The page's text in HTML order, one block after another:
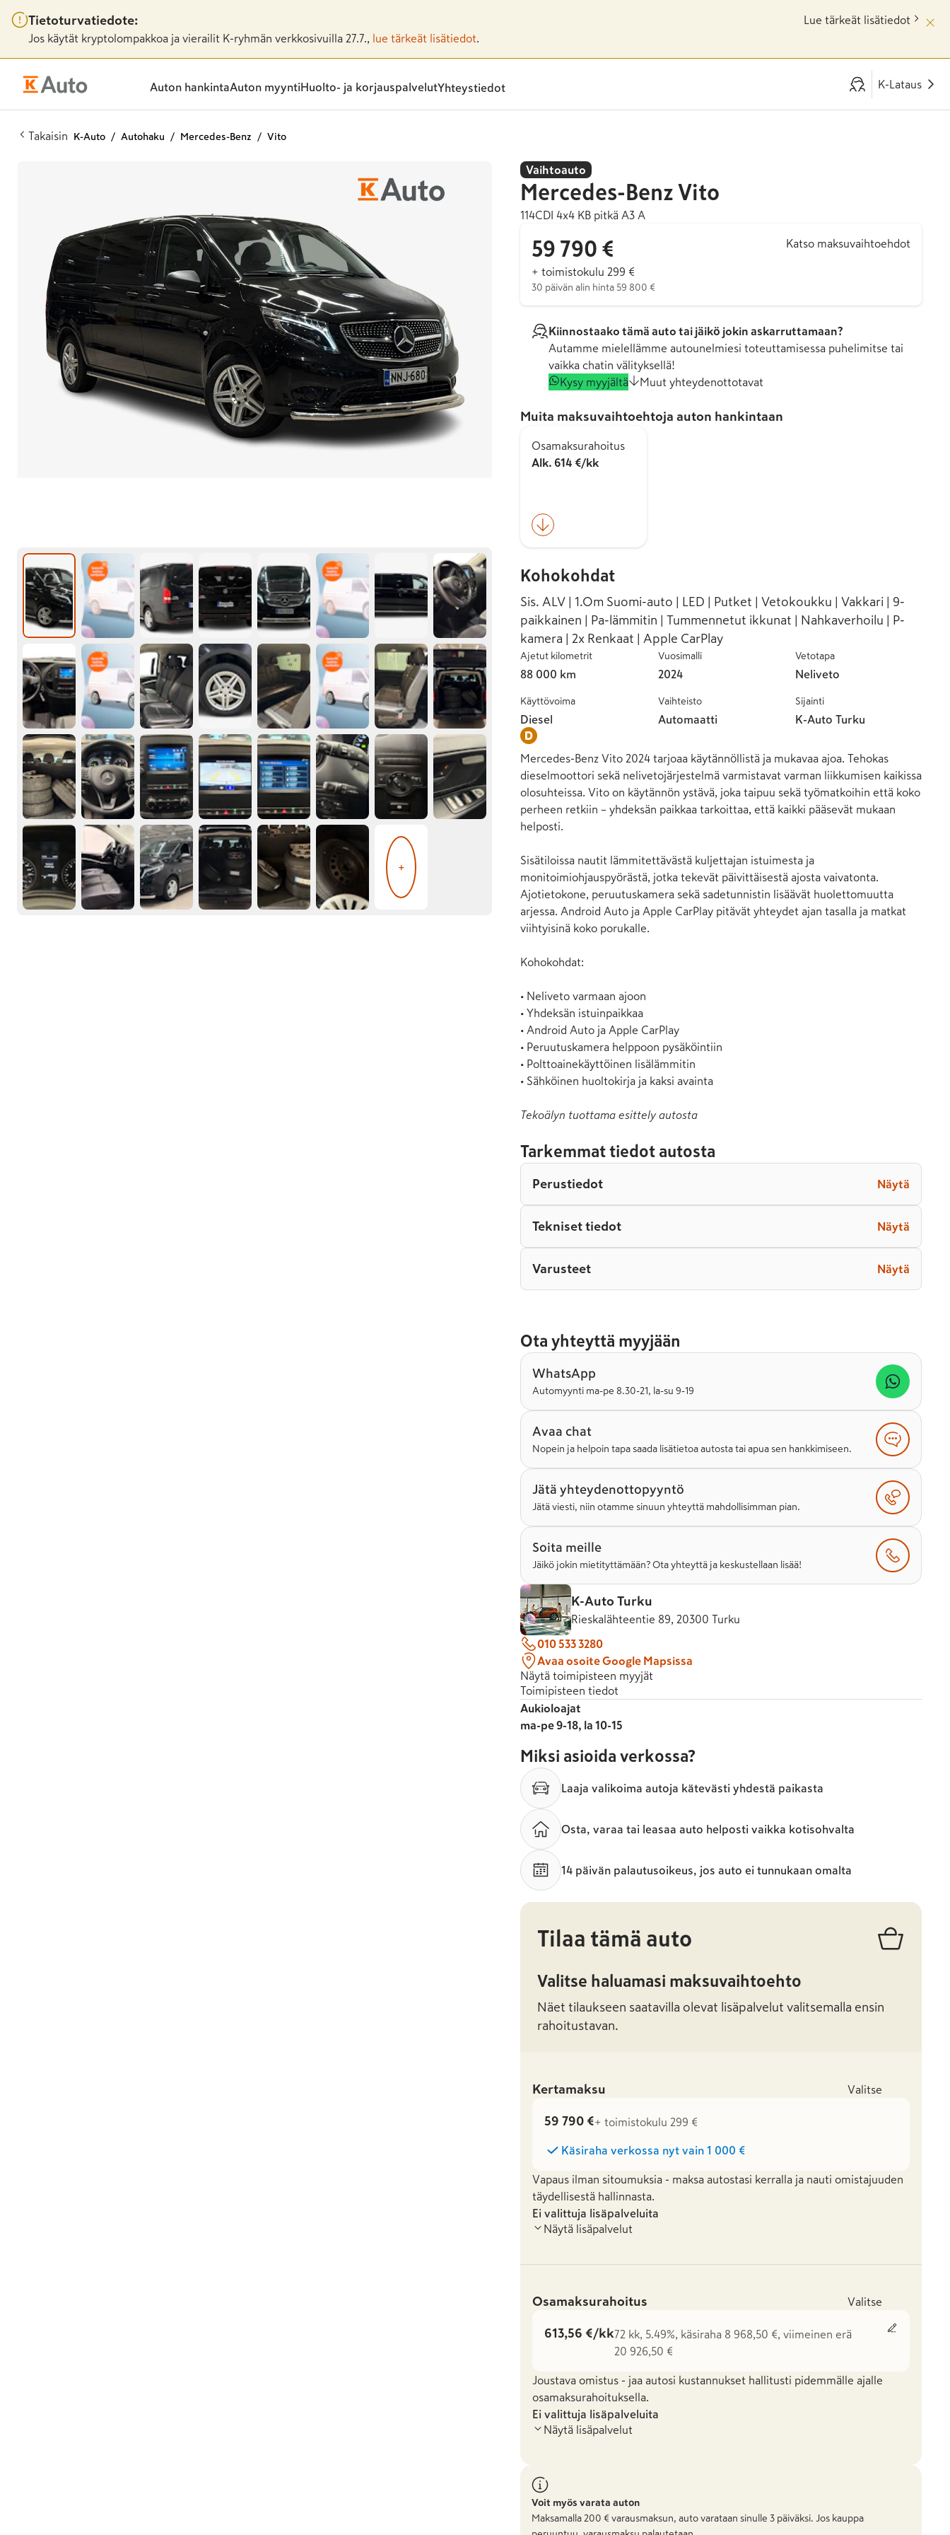
Tietoturvatiedote:
Jos käytät kryptolompakkoa ja vierailit K-ryhmän verkkosivuilla 27.7., lue tärkeät lisätiedot
Lue tärkeät lisätiedot
Auton hankintaAuton myynti Huolto- ja korjauspalvelutYhteystiedot K-Lataus
Takaisin K-Auto Autohaku Mercedes-Benz Vito
+
Vaihtoauto
Mercedes-Benz Vito
114CDI 4x4 KB pitkä A3 A
59 790 €
+ toimistokulu 299 €
30 päivän alin hinta 59 800 €
Katso maksuvaihtoehdot
Kiinnostaako tämä auto tai jäikö jokin askarruttamaan?
Autamme mielellämme autounelmiesi toteuttamisessa puhelimitse tai
vaikka chatin välityksellä!
Kysy myyjältä
Muut yhteydenottotavat
Muita maksuvaihtoehtoja auton hankintaan
Osamaksurahoitus
Alk. 614 €/kk
Kohokohdat
Sis. ALV | 1.Om Suomi-auto | LED | Putket | Vetokoukku | Vakkari | 9-
paikkainen | Pa-lämmitin | Tummennetut ikkunat | Nahkaverhoilu | P-
kamera | 2x Renkaat | Apple CarPlay
Ajetut kilometrit
88 000 km
Vuosimalli
2024
Vetotapa
Neliveto
Käyttövoima
Diesel
Vaihteisto
Automaatti
Sijainti
K-Auto Turku
Mercedes-Benz Vito 2024 tarjoaa käytännöllistä ja mukavaa ajoa. Tehokas
dieselmoottori sekä nelivetojärjestelmä varmistavat varman liikkumisen kaikissa
olosuhteissa. Vito on käytännön ystävä, joka taipuu sekä työmatkoihin että koko
perheen retkiin – yhdeksän paikkaa tarkoittaa, että kaikki pääsevät mukaan
helposti.
Sisätiloissa nautit lämmitettävästä kuljettajan istuimesta ja
monitoimiohjauspyörästä, jotka tekevät päivittäisestä ajosta vaivatonta.
Ajotietokone, peruutuskamera sekä sadetunnistin lisäävät huolettomuutta
arjessa. Android Auto ja Apple CarPlay pitävät yhteydet ajan tasalla ja matkat
viihtyisinä koko porukalle.
Kohokohdat:
• Neliveto varmaan ajoon
• Yhdeksän istuinpaikkaa
• Android Auto ja Apple CarPlay
• Peruutuskamera helppoon pysäköintiin
• Polttoainekäyttöinen lisälämmitin
• Sähköinen huoltokirja ja kaksi avainta
Tekoälyn tuottama esittely autosta
Tarkemmat tiedot autosta
Perustiedot Näytä
Tekniset tiedot Näytä
Varusteet Näytä
Ota yhteyttä myyjään
WhatsApp
Automyynti ma-pe 8.30-21, la-su 9-19
Avaa chat
Nopein ja helpoin tapa saada lisätietoa autosta tai apua sen hankkimiseen.
Jätä yhteydenottopyyntö
Jätä viesti, niin otamme sinuun yhteyttä mahdollisimman pian.
Soita meille
Jäikö jokin mietityttämään? Ota yhteyttä ja keskustellaan lisää!
K-Auto Turku
Rieskalähteentie 89, 20300 Turku
010 533 3280
Avaa osoite Google Mapsissa
Näytä toimipisteen myyjät
Toimipisteen tiedot
Aukioloajat
ma-pe 9-18, la 10-15
Miksi asioida verkossa?
Laaja valikoima autoja kätevästi yhdestä paikasta
Osta, varaa tai leasaa auto helposti vaikka kotisohvalta
14 päivän palautusoikeus, jos auto ei tunnukaan omalta
Tilaa tämä auto
Valitse haluamasi maksuvaihtoehto
Näet tilaukseen saatavilla olevat lisäpalvelut valitsemalla ensin
rahoitustavan.
Kertamaksu Valitse
59 790 €+ toimistokulu 299 €
Käsiraha verkossa nyt vain 1 000 €
Vapaus ilman sitoumuksia - maksa autostasi kerralla ja nauti omistajuuden
täydellisestä hallinnasta.
Ei valittuja lisäpalveluita
Näytä lisäpalvelut
Osamaksurahoitus Valitse
613,56 €/kk72 kk, 5.49%, käsiraha 8 968,50 €, viimeinen erä
20 926,50 €
Joustava omistus - jaa autosi kustannukset hallitusti pidemmälle ajalle
osamaksurahoituksella.
Ei valittuja lisäpalveluita
Näytä lisäpalvelut
Voit myös varata auton
Maksamalla 200 € varausmaksun, auto varataan sinulle 3 päiväksi. Jos kauppa